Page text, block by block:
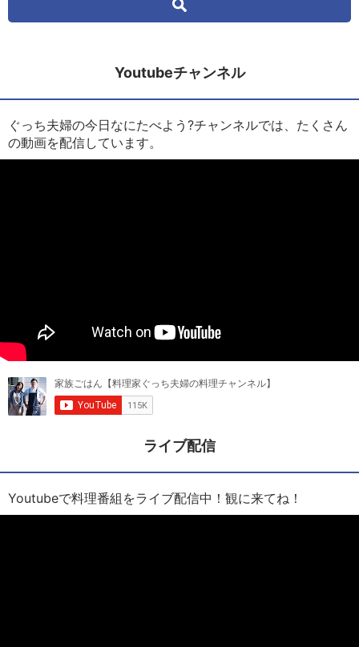
Youtubeチャンネル
ぐっち夫婦の今日なにたべよう?チャンネルでは、たくさん
の動画を配信しています。
ライブ配信
Youtubeで料理番組をライブ配信中！観に来てね！